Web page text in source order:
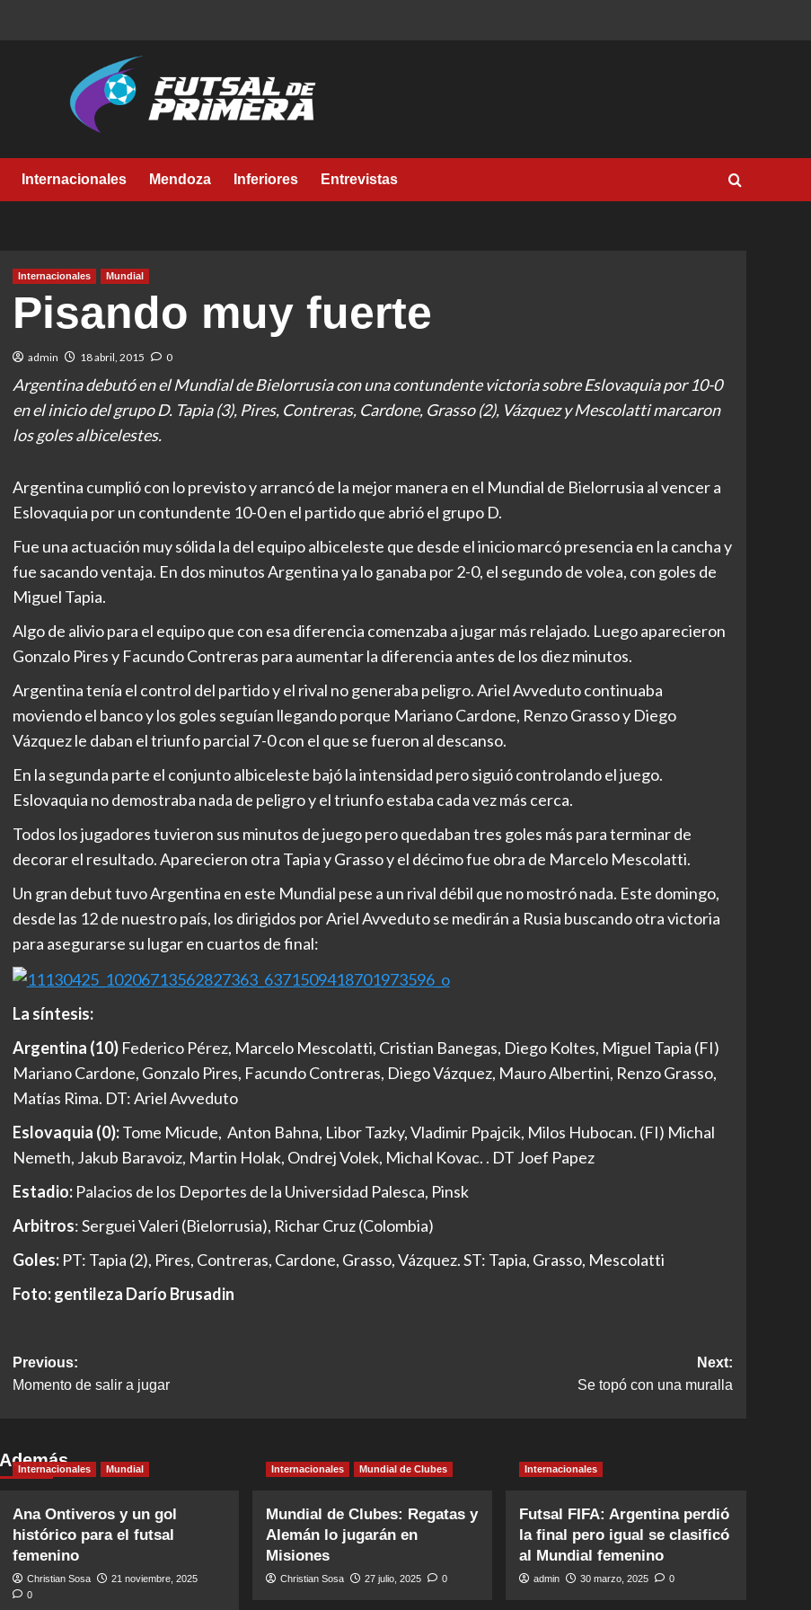
Internacionales Mendoza Inferiores Entrevistas
Internacionales Mundial
Pisando muy fuerte
admin 18 abril, 2015 0
Argentina debutó en el Mundial de Bielorrusia con una contundente victoria sobre Eslovaquia por 10-0
en el inicio del grupo D. Tapia (3), Pires, Contreras, Cardone, Grasso (2), Vázquez y Mescolatti marcaron
los goles albicelestes.
Argentina cumplió con lo previsto y arrancó de la mejor manera en el Mundial de Bielorrusia al vencer a
Eslovaquia por un contundente 10-0 en el partido que abrió el grupo D.
Fue una actuación muy sólida la del equipo albiceleste que desde el inicio marcó presencia en la cancha y
fue sacando ventaja. En dos minutos Argentina ya lo ganaba por 2-0, el segundo de volea, con goles de
Miguel Tapia.
Algo de alivio para el equipo que con esa diferencia comenzaba a jugar más relajado. Luego aparecieron
Gonzalo Pires y Facundo Contreras para aumentar la diferencia antes de los diez minutos.
Argentina tenía el control del partido y el rival no generaba peligro. Ariel Avveduto continuaba
moviendo el banco y los goles seguían llegando porque Mariano Cardone, Renzo Grasso y Diego
Vázquez le daban el triunfo parcial 7-0 con el que se fueron al descanso.
En la segunda parte el conjunto albiceleste bajó la intensidad pero siguió controlando el juego.
Eslovaquia no demostraba nada de peligro y el triunfo estaba cada vez más cerca.
Todos los jugadores tuvieron sus minutos de juego pero quedaban tres goles más para terminar de
decorar el resultado. Aparecieron otra Tapia y Grasso y el décimo fue obra de Marcelo Mescolatti.
Un gran debut tuvo Argentina en este Mundial pese a un rival débil que no mostró nada. Este domingo,
desde las 12 de nuestro país, los dirigidos por Ariel Avveduto se medirán a Rusia buscando otra victoria
para asegurarse su lugar en cuartos de final:
La síntesis:
Argentina (10)Federico Pérez, Marcelo Mescolatti, Cristian Banegas, Diego Koltes, Miguel Tapia (FI)
Mariano Cardone, Gonzalo Pires, Facundo Contreras, Diego Vázquez, Mauro Albertini, Renzo Grasso,
Matías Rima. DT: Ariel Avveduto
Eslovaquia (0):Tome Micude, Anton Bahna, Libor Tazky, Vladimir Ppajcik, Milos Hubocan. (FI) Michal
Nemeth, Jakub Baravoiz, Martin Holak, Ondrej Volek, Michal Kovac. . DT Joef Papez
Estadio:Palacios de los Deportes de la Universidad Palesca, Pinsk
Arbitros: Serguei Valeri (Bielorrusia), Richar Cruz (Colombia)
Goles:PT: Tapia (2), Pires, Contreras, Cardone, Grasso, Vázquez. ST: Tapia, Grasso, Mescolatti
Foto: gentileza Darío Brusadin
Post
navigation
Previous:
Momento de salir a jugar
Next:
Se topó con una muralla
Además
Internacionales Mundial
Ana Ontiveros y un gol
histórico para el futsal
femenino
Christian Sosa
21 noviembre, 2025
0
Internacionales Mundial de Clubes
Mundial de Clubes: Regatas y
Alemán lo jugarán en
Misiones
Christian Sosa 27 julio, 2025 0
Internacionales
Futsal FIFA: Argentina perdió
la final pero igual se clasificó
al Mundial femenino
admin 30 marzo, 2025 0